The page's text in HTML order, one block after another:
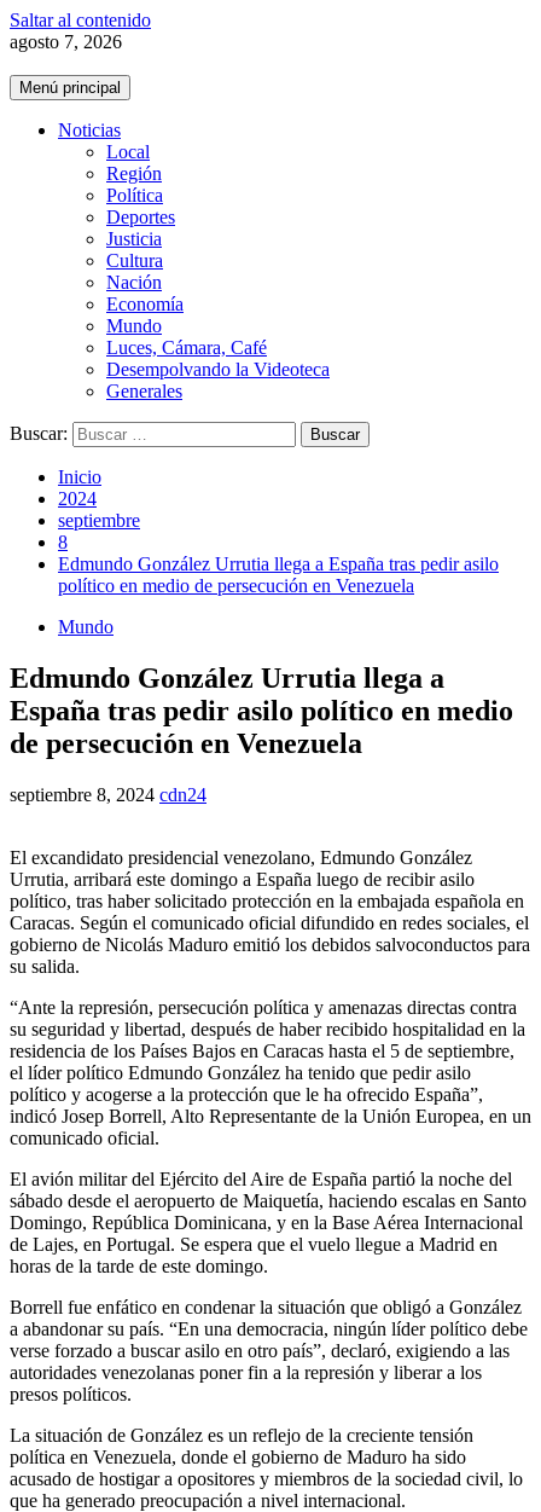
Saltar al contenido
agosto 7, 2026
Menú principal
Noticias
Local
Región
Política
Deportes
Justicia
Cultura
Nación
Economía
Mundo
Luces, Cámara, Café
Desempolvando la Videoteca
Generales
Buscar:
Inicio
2024
septiembre
8
Edmundo González Urrutia llega a España tras pedir asilo
político en medio de persecución en Venezuela
Mundo
Edmundo González Urrutia llega a
España tras pedir asilo político en medio
de persecución en Venezuela
septiembre 8, 2024 cdn24
El excandidato presidencial venezolano, Edmundo González
Urrutia, arribará este domingo a España luego de recibir asilo
político, tras haber solicitado protección en la embajada española en
Caracas. Según el comunicado oficial difundido en redes sociales, el
gobierno de Nicolás Maduro emitió los debidos salvoconductos para
su salida.
“Ante la represión, persecución política y amenazas directas contra
su seguridad y libertad, después de haber recibido hospitalidad en la
residencia de los Países Bajos en Caracas hasta el 5 de septiembre,
el líder político Edmundo González ha tenido que pedir asilo
político y acogerse a la protección que le ha ofrecido España”,
indicó Josep Borrell, Alto Representante de la Unión Europea, en un
comunicado oficial.
El avión militar del Ejército del Aire de España partió la noche del
sábado desde el aeropuerto de Maiquetía, haciendo escalas en Santo
Domingo, República Dominicana, y en la Base Aérea Internacional
de Lajes, en Portugal. Se espera que el vuelo llegue a Madrid en
horas de la tarde de este domingo.
Borrell fue enfático en condenar la situación que obligó a González
a abandonar su país. “En una democracia, ningún líder político debe
verse forzado a buscar asilo en otro país”, declaró, exigiendo a las
autoridades venezolanas poner fin a la represión y liberar a los
presos políticos.
La situación de González es un reflejo de la creciente tensión
política en Venezuela, donde el gobierno de Maduro ha sido
acusado de hostigar a opositores y miembros de la sociedad civil, lo
que ha generado preocupación a nivel internacional.